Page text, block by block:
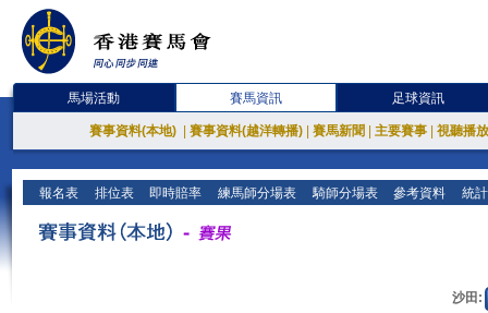
馬場活動 賽馬資訊 足球資訊
賽事資料(本地) 賽事資料(越洋轉播) 賽馬新聞 主要賽事 視聽播
報名表 排位表 即時賠率 練馬師分場表 騎師分場表 參考資料 統
沙田: